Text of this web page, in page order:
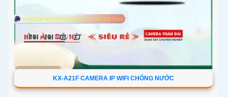
KX-A21F CAMERA IP WIFI CHỐNG NƯỚC